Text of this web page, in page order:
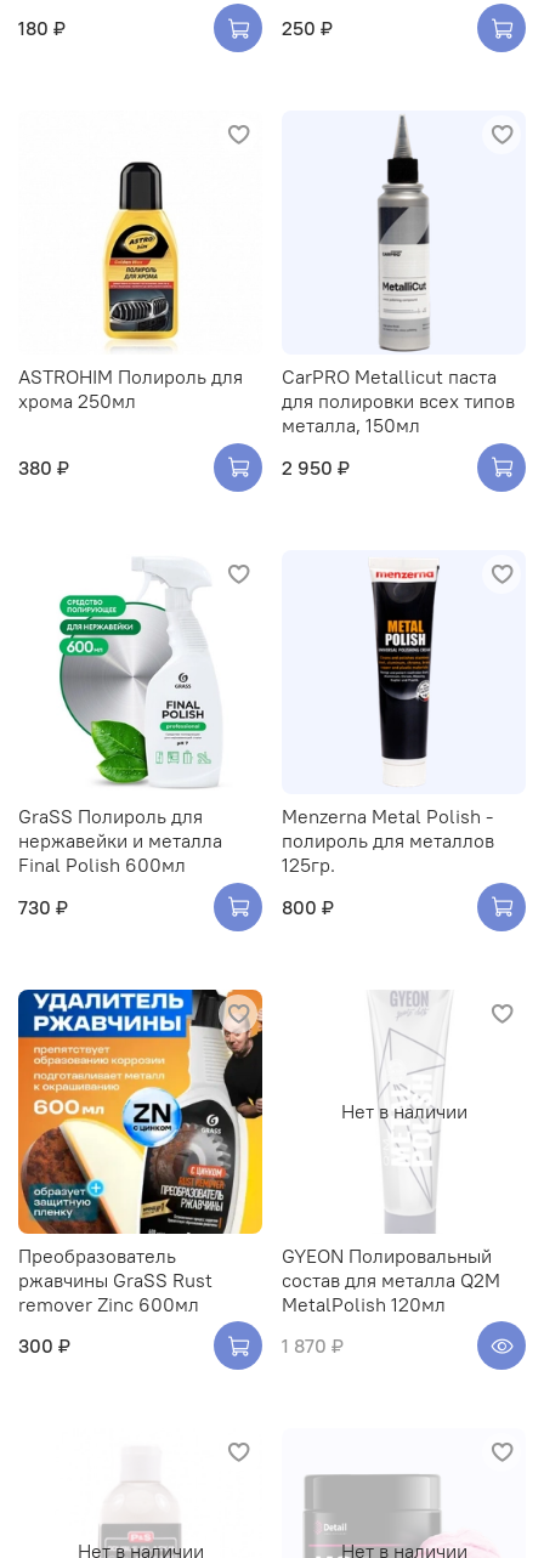
180 ₽
250 ₽
ASTROHIM Полироль для
хрома 250мл
380 ₽
CarPRO Metallicut паста
для полировки всех типов
металла, 150мл
2 950 ₽
GraSS Полироль для
нержавейки и металла
Final Polish 600мл
730 ₽
Menzerna Metal Polish -
полироль для металлов
125гр.
800 ₽
Преобразователь
ржавчины GraSS Rust
remover Zinc 600мл
300 ₽
Нет в наличии
GYEON Полировальный
состав для металла Q2M
MetalPolish 120мл
1 870 ₽
Нет в наличии Нет в наличии